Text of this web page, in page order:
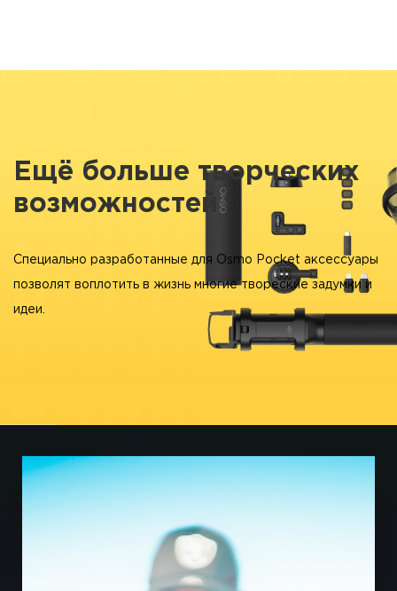
Ещё больше творческих
возможностей
Специально разработанные для Osmo Pocket аксессуары
позволят воплотить в жизнь многие твореские задумки и
идеи.